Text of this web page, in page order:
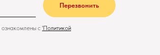
Перезвонить
ознакомлены с 'Политикой